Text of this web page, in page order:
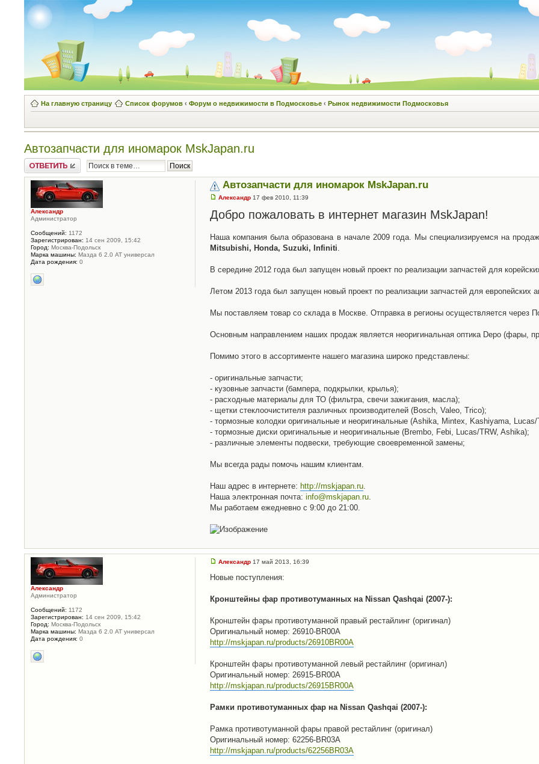
На главную страницу Список форумов ‹ Форум о недвижимости в Подмосковье ‹ Рынок недвижимости Подмосковья
Автозапчасти для иномарок MskJapan.ru
Написать
комментарии
Автозапчасти для иномарок MskJapan.ru
Александр 17 фев 2010, 11:39
Добро пожаловать в интернет магазин MskJapan!
Наша компания была образована в начале 2009 года. Мы специализируемся на
Mitsubishi, Honda, Suzuki, Infiniti.
В середине 2012 года был запущен новый проект по реализации запчастей для
Летом 2013 года был запущен новый проект по реализации запчастей для европейских
Мы поставляем товар со склада в Москве. Отправка в регионы осуществляется через
Основным направлением наших продаж является неоригинальная оптика Depo (фары,
Помимо этого в ассортименте нашего магазина широко представлены:
- оригинальные запчасти;
- кузовные запчасти (бампера, подкрылки, крылья);
- расходные материалы для ТО (фильтра, свечи зажигания, масла);
- щетки стеклоочистителя различных производителей (Bosch, Valeo, Trico);
- тормозные колодки оригинальные и неоригинальные (Ashika, Mintex, Kashiyama,
- тормозные диски оригинальные и неоригинальные (Brembo, Febi, Lucas/TRW, Ashika);
- различные элементы подвески, требующие своевременной замены;
Мы всегда рады помочь нашим клиентам.
Наш адрес в интернете: http://mskjapan.ru.
Наша электронная почта:info@mskjapan.ru.
Мы работаем ежедневно с 9:00 до 21:00.
Александр
Администратор
Сообщений: 1172
Зарегистрирован: 14 сен 2009, 15:42
Город: Москва-Подольск
Марка машины: Мазда 6 2.0 АТ универсал
Дата рождения: 0
Александр 17 май 2013, 16:39
Новые поступления:
Кронштейны фар противотуманных на Nissan Qashqai (2007-):
Кронштейн фары противотуманной правый рестайлинг (оригинал)
Оригинальный номер: 26910-BR00A
http://mskjapan.ru/products/26910BR00A
Кронштейн фары противотуманной левый рестайлинг (оригинал)
Оригинальный номер: 26915-BR00A
http://mskjapan.ru/products/26915BR00A
Рамки противотуманных фар на Nissan Qashqai (2007-):
Рамка противотуманной фары правой рестайлинг (оригинал)
Оригинальный номер: 62256-BR03A
http://mskjapan.ru/products/62256BR03A
Александр
Администратор
Сообщений: 1172
Зарегистрирован: 14 сен 2009, 15:42
Город: Москва-Подольск
Марка машины: Мазда 6 2.0 АТ универсал
Дата рождения: 0